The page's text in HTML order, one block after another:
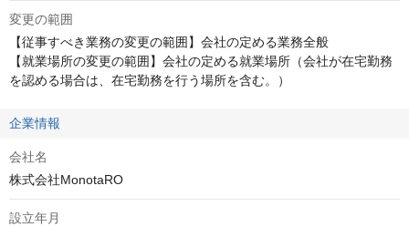
変更の範囲
【従事すべき業務の変更の範囲】会社の定める業務全般
【就業場所の変更の範囲】会社の定める就業場所（会社が在宅勤務
を認める場合は、在宅勤務を行う場所を含む。）
企業情報
会社名
株式会社MonotaRO
設立年月